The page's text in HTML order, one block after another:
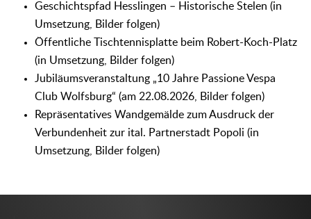
Geschichtspfad Hesslingen – Historische Stelen (in
Umsetzung, Bilder folgen)
Öffentliche Tischtennisplatte beim Robert-Koch-Platz
(in Umsetzung, Bilder folgen)
Jubiläumsveranstaltung „10 Jahre Passione Vespa
Club Wolfsburg“ (am 22.08.2026, Bilder folgen)
Repräsentatives Wandgemälde zum Ausdruck der
Verbundenheit zur ital. Partnerstadt Popoli (in
Umsetzung, Bilder folgen)